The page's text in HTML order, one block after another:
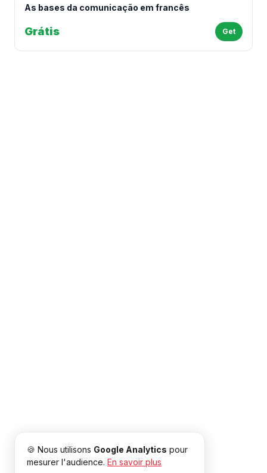
As bases da comunicação em francês
Grátis Get
🍪 Nous utilisons Google Analytics pour
mesurer l'audience. En savoir plus